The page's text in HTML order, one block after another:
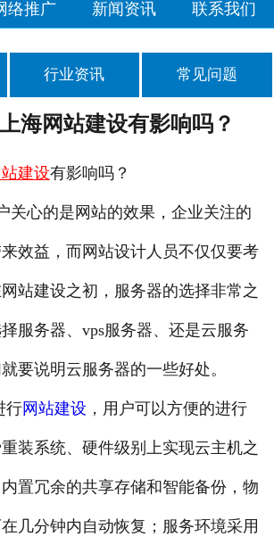
络推广 新闻资讯 联系我们
行业资讯 常见问题
海网站建设有影响吗？
建设有影响吗？
关心的是网站的效果，企业关注的
效益，而网站设计人员不仅仅要考
站建设之初，服务器的选择非常之
服务器、vps服务器、还是云服务
要说明云服务器的一些好处。
行网站建设 ，用户可以方便的进行
装系统、硬件级别上实现云主机之
置冗余的共享存储和智能备份，物
几分钟内自动恢复；服务环境采用